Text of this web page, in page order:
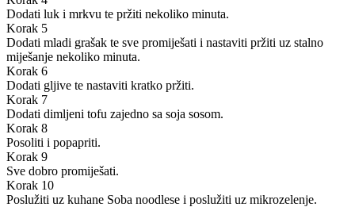
Dodati luk i mrkvu te pržiti nekoliko minuta.
Korak 5
Dodati mladi grašak te sve promiješati i nastaviti pržiti uz stalno
miješanje nekoliko minuta.
Korak 6
Dodati gljive te nastaviti kratko pržiti.
Korak 7
Dodati dimljeni tofu zajedno sa soja sosom.
Korak 8
Posoliti i popapriti.
Korak 9
Sve dobro promiješati.
Korak 10
Poslužiti uz kuhane Soba noodlese i poslužiti uz mikrozelenje.